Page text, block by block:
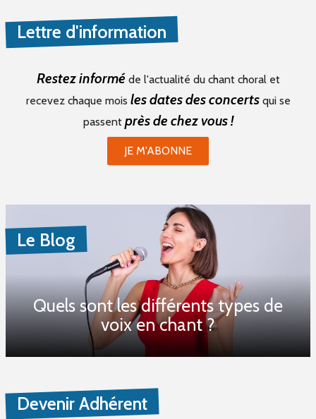
Lettre d'information
Restez informé de l'actualité du chant choral et
recevez chaque mois les dates des concertsqui se
passent près de chez vous !
JE M'ABONNE
Le Blog
Quels sont les différents types de
voix en chant ?
Devenir Adhérent